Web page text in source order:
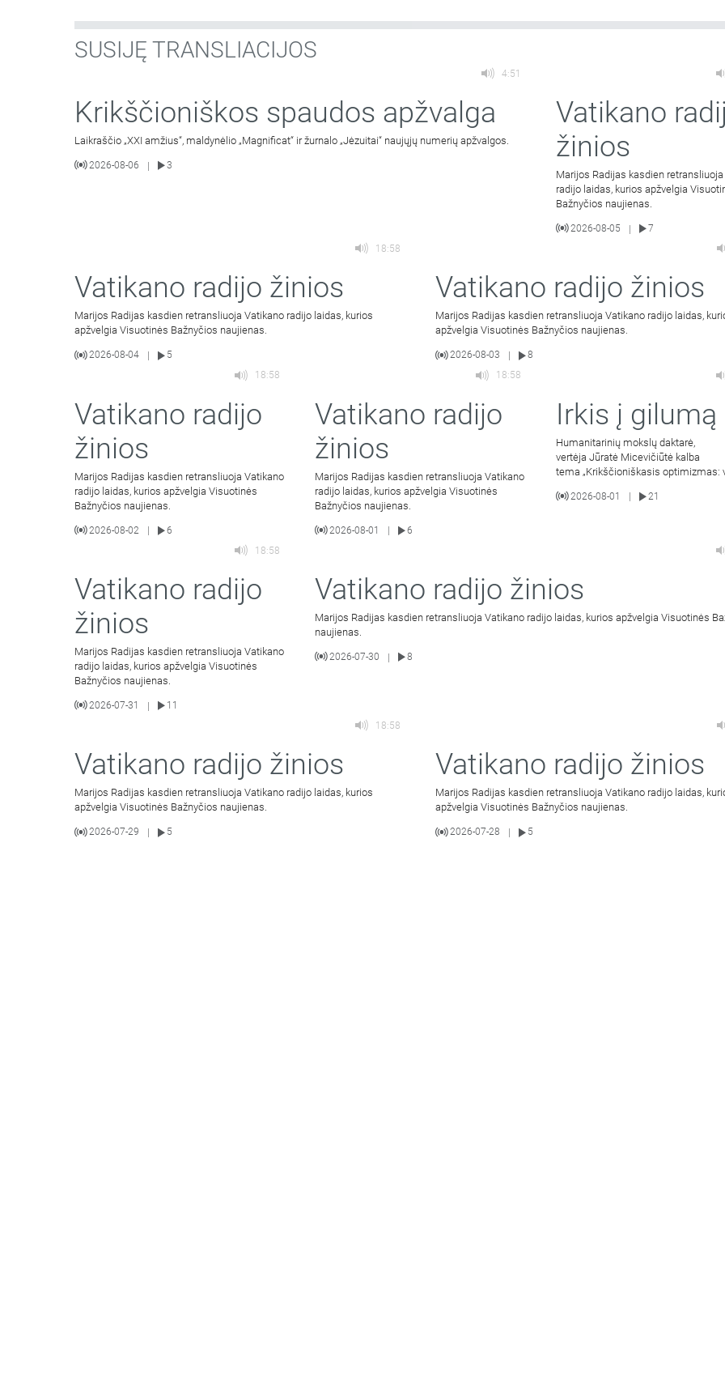
SUSIJĘ TRANSLIACIJOS
4:51
Krikščioniškos spaudos apžvalga
Laikraščio „XXI amžius“, maldynėlio „Magnificat“ ir žurnalo „Jėzuitai“ naujųjų numerių apžvalgos.
2026-08-06 | 3
Vatikano
žinios
Marijos Radijas kasdien
radijo laidas, kurios apžvelgia
Bažnyčios naujienas.
2026-08-05 |
7
18:58
Vatikano radijo žinios
Marijos Radijas kasdien retransliuoja Vatikano radijo laidas, kurios
apžvelgia Visuotinės Bažnyčios naujienas.
2026-08-04 5
Vatikano radijo žinios
Marijos Radijas kasdien retransliuoja Vatikano radijo laidas,
apžvelgia Visuotinės Bažnyčios naujienas.
2026-08-03
8
18:58
Vatikano radijo
žinios
Marijos Radijas kasdien retransliuoja Vatikano
radijo laidas, kurios apžvelgia Visuotinės
Bažnyčios naujienas.
2026-08-02 6
18:58
Vatikano radijo
žinios
Marijos Radijas kasdien retransliuoja Vatikano
radijo laidas, kurios apžvelgia Visuotinės
Bažnyčios naujienas.
2026-08-01 6
Irkis į gilumą
Humanitarinių mokslų daktarė,
vertėja Jūratė Micevičiūtė kalba
tema „Krikščioniškasis optimizmas:
2026-08-01 21
18:58
Vatikano radijo
žinios
Marijos Radijas kasdien retransliuoja Vatikano
radijo laidas, kurios apžvelgia Visuotinės
Bažnyčios naujienas.
2026-07-31 | 11
Vatikano radijo žinios
Marijos Radijas kasdien retransliuoja Vatikano radijo laidas, kurios apžvelgia Visuotinės
naujienas.
2026-07-30 | 8
18:58
Vatikano radijo žinios
Marijos Radijas kasdien retransliuoja Vatikano radijo laidas, kurios
apžvelgia Visuotinės Bažnyčios naujienas.
2026-07-29 5
Vatikano radijo žinios
Marijos Radijas kasdien retransliuoja Vatikano radijo laidas,
apžvelgia Visuotinės Bažnyčios naujienas.
2026-07-28 5